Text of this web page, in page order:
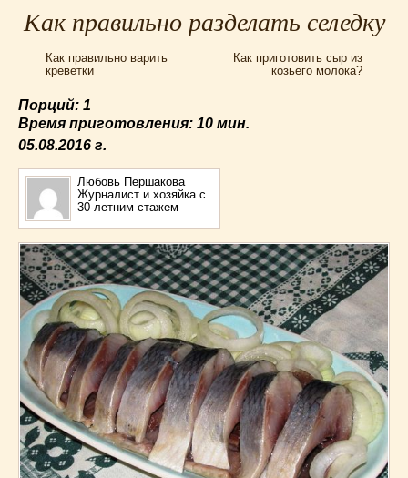
Для мультиварки Филипс
Еврейская кухня
Заготовки на зиму (24)
Испанская кухня
Итальянская кухня(37)
Каши(24)
Кексы (43)
Китайская кухня(15)
Лучшие(9)
Макароны(18)
Мексиканская кухня(9)
Мясные блюда(119)
Напитки(4)
Немецкая кухня(10)
Необычные(49)
Низкокалорийные(33)
Новогодние(57)
Новости(54)
Как правильно разделать селедку
Как правильно варить
креветки
Как приготовить сыр из
козьего молока?
Порций: 1
Время приготовления: 10 мин.
05.08.2016 г.
Любовь Першакова
Журналист и хозяйка с
30-летним стажем